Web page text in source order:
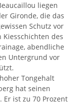
liegen
Gironde, die das
Schutz vor
des
abendliche
Untergrund vor
Tongehalt
hat seinen
Er ist zu 70 Prozent